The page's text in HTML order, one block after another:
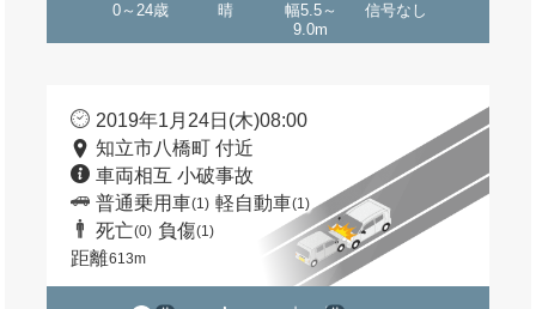
0～24歳 晴
幅5.5～
9.0m
信号なし
2019年1月24日(木)08:00
知立市八橋町 付近
車両相互 小破事故
普通乗用車(1) 軽自動車(1)
死亡(0) 負傷(1)
距離613m